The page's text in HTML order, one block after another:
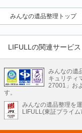
みんなの遺品整理トップ
LIFULLの関連サービス
不動産・住宅
引越し
不動産クラウドファン
LIFULL HOME'Sのサー
不動産・住宅
不動産査定 マンション
みんなの遺
キュリティ
27001」お
す。
みんなの遺品整理を
LIFULL(東証プライム